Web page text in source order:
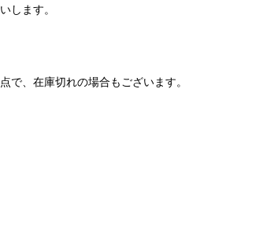
します。
、在庫切れの場合もございます。